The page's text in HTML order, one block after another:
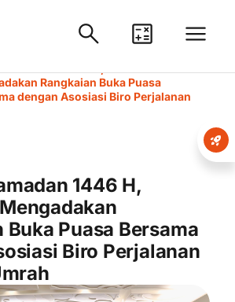
Rangkaian Buka Puasa
dengan Asosiasi Biro Perjalanan
1446 H,
Buka Puasa Bersama
Biro Perjalanan